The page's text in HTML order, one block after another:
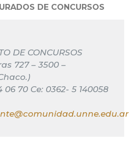
DE CONCURSOS
DE CONCURSOS
727 – 3500 –
06 70 Ce: 0362- 5 140058